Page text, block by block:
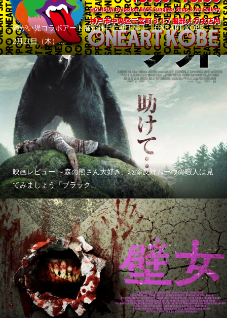
障がい児コラボアート展が神戸に初上陸！「ONEART KOBE」
2月21日（木）...
映画レビュー ～森の熊さん大好き、駆除反対ムーヴの暇人は見
てみましょう「ブラック...